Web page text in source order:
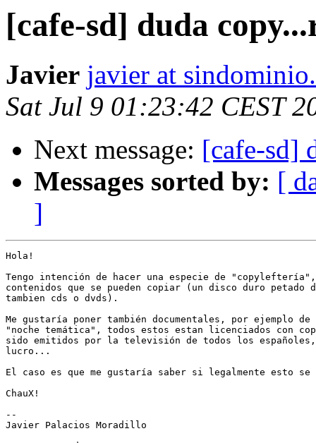
[cafe-sd] duda
Javier javier at
Sat Jul 9 01:23:42 CEST
Next message: [cafe-sd]
Messages sorted by: [
]
Hola!
Tengo intención de hacer una especie de
contenidos que se pueden copiar (un disco duro
tambien cds o dvds).
Me gustaría poner también documentales, por ejemplo
"noche temática", todos estos estan licenciados con
sido emitidos por la televisión de todos los españoles,
lucro...
El caso es que me gustaría saber si legalmente esto se
ChauX!
--
Javier Palacios Moradillo